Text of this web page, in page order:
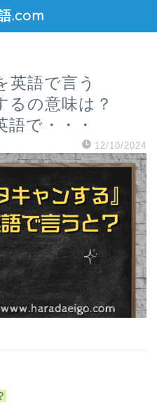
.com
英語で言う
るの意味は？
語で・・・
12/10/2024